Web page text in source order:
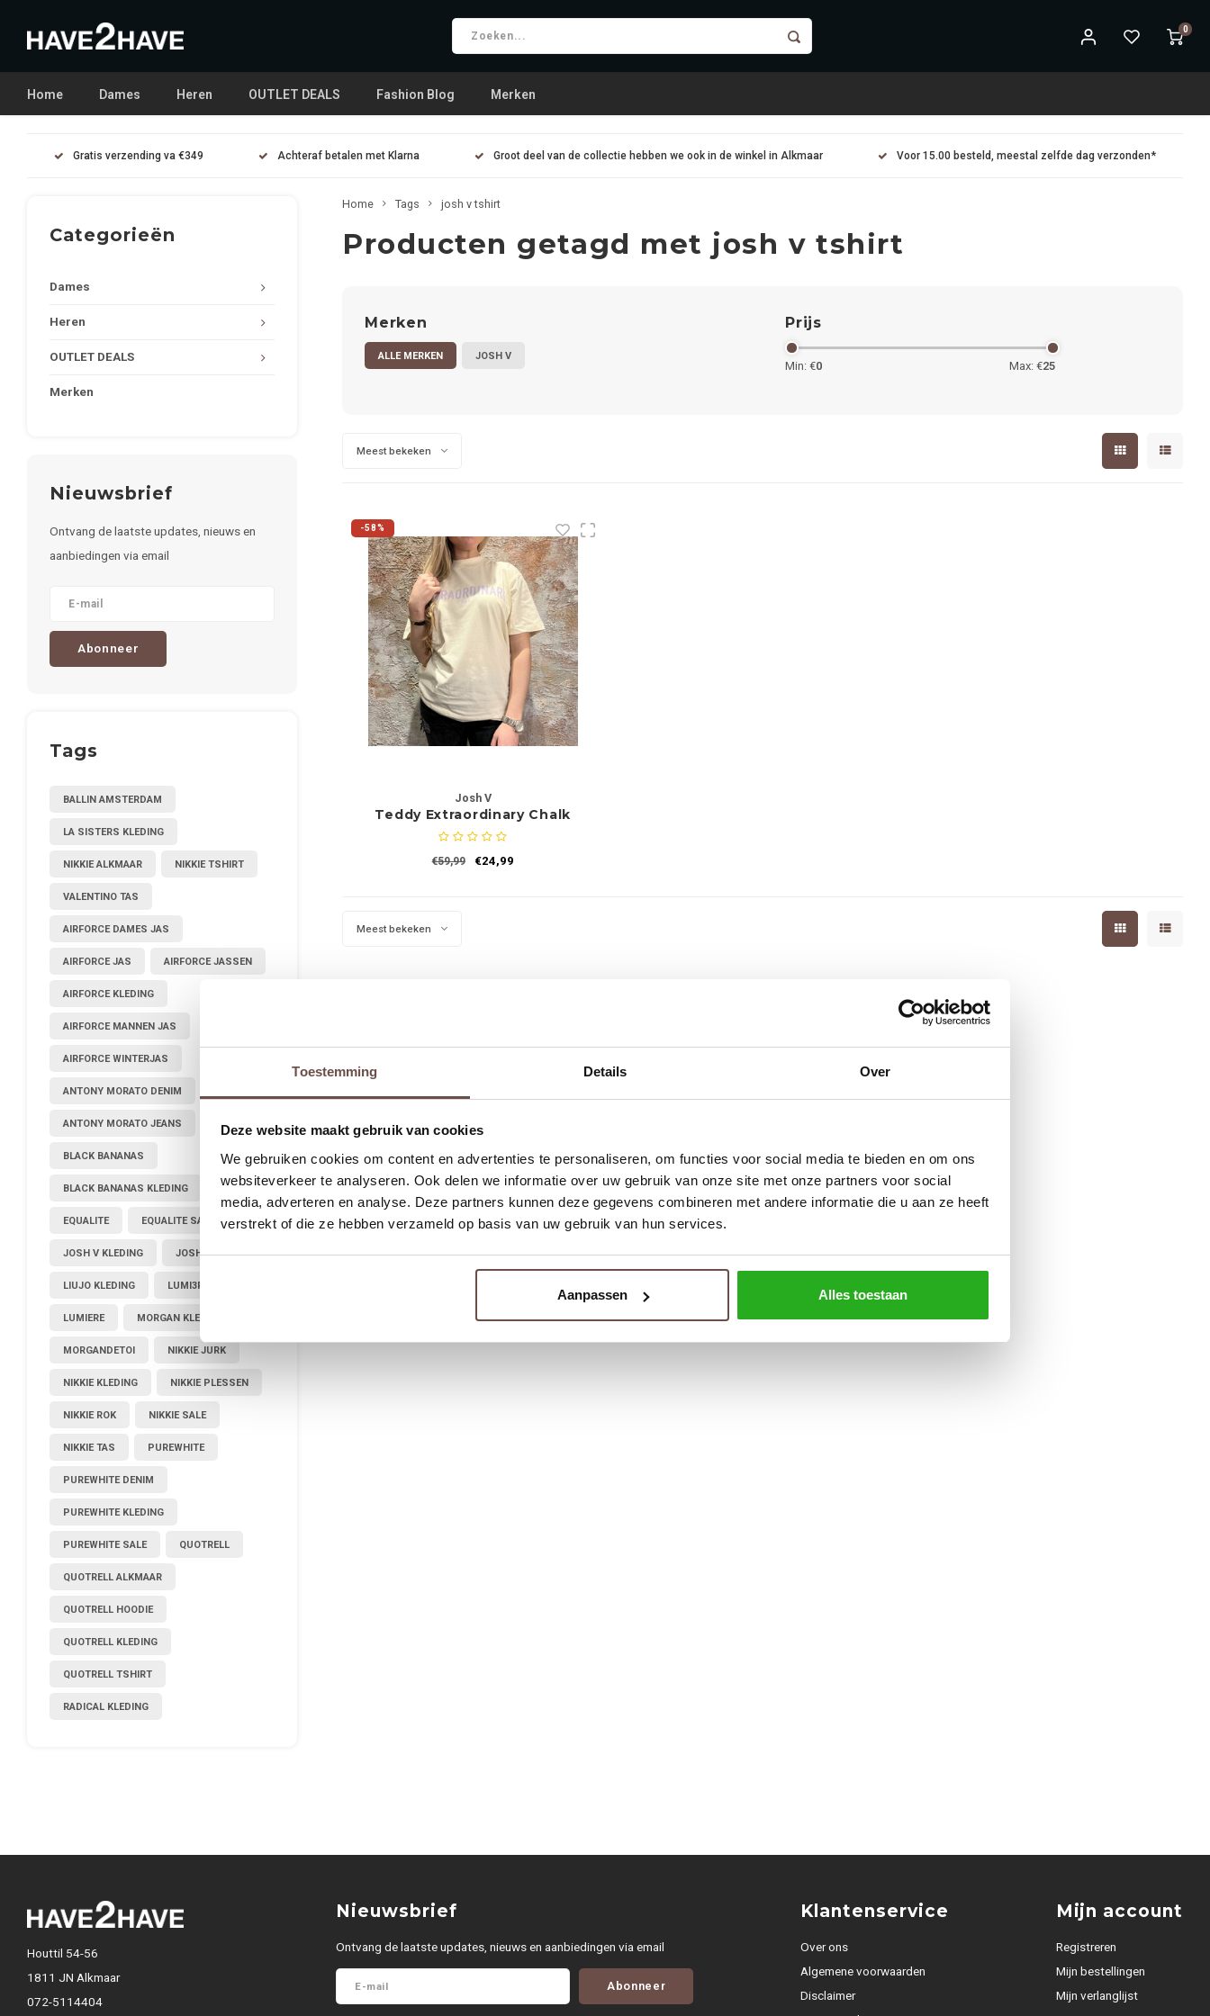
Toestemming Details Over
Deze website maakt gebruik van cookies
We gebruiken cookies om content en advertenties te personaliseren, om functies voor social media te bieden en om ons
websiteverkeer te analyseren. Ook delen we informatie over uw gebruik van onze site met onze partners voor social
media, adverteren en analyse. Deze partners kunnen deze gegevens combineren met andere informatie die u aan ze heeft
verstrekt of die ze hebben verzameld op basis van uw gebruik van hun services.
Aanpassen Alles toestaan
0
Home Dames Heren OUTLET DEALS Fashion Blog Merken
Gratis verzending va €349 Achteraf betalen met Klarna Groot deel van de collectie hebben we ook in de winkel in Alkmaar Voor 15.00 besteld, meestal zelfde dag verzonden*
Categorieën
Dames
Heren
OUTLET DEALS
Merken
Nieuwsbrief
Ontvang de laatste updates, nieuws en
aanbiedingen via email
Abonneer
Tags
BALLIN AMSTERDAM
LA SISTERS KLEDING
NIKKIE ALKMAAR NIKKIE TSHIRT
VALENTINO TAS
AIRFORCE DAMES JAS
AIRFORCE JAS AIRFORCE JASSEN
AIRFORCE KLEDING
AIRFORCE MANNEN JAS
AIRFORCE WINTERJAS
ANTONY MORATO DENIM
ANTONY MORATO JEANS
BLACK BANANAS
BLACK BANANAS KLEDING
EQUALITE EQUALITE SALE
JOSH V KLEDING JOSHV KLEDING
LIUJO KLEDING LUMI3RE
LUMIERE MORGAN KLEDING
MORGANDETOI NIKKIE JURK
NIKKIE KLEDING NIKKIE PLESSEN
NIKKIE ROK NIKKIE SALE
NIKKIE TAS PUREWHITE
PUREWHITE DENIM
PUREWHITE KLEDING
PUREWHITE SALE QUOTRELL
QUOTRELL ALKMAAR
QUOTRELL HOODIE
QUOTRELL KLEDING
QUOTRELL TSHIRT
RADICAL KLEDING
Home Tags josh v tshirt
Producten getagd met josh v tshirt
Merken
ALLE MERKEN JOSH V
Prijs
Min: €0 Max: €25
Meest bekeken
-58%
Josh V
Teddy Extraordinary Chalk
€59,99 €24,99
Meest bekeken
Houttil 54-56
1811 JN Alkmaar
072-5114404
Nieuwsbrief
Ontvang de laatste updates, nieuws en aanbiedingen via email
Abonneer
Klantenservice
Over ons
Algemene voorwaarden
Disclaimer
Mijn account
Registreren
Mijn bestellingen
Mijn verlanglijst